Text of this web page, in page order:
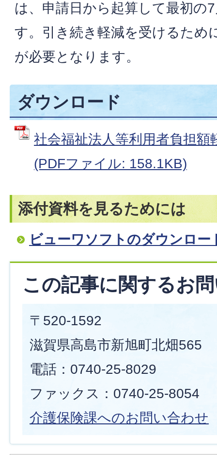
は、申請日から起算して最初の
す。引き続き軽減を受けるため
が必要となります。
ダウンロード
社会福祉法人等利用者負担額
(PDFファイル: 158.1KB)
添付資料を見るためには
ビューワソフトのダウンロー
この記事に関するお
〒520-1592
滋賀県高島市新旭町北畑565
電話：0740-25-8029
ファックス：0740-25-8054
介護保険課へのお問い合わせ